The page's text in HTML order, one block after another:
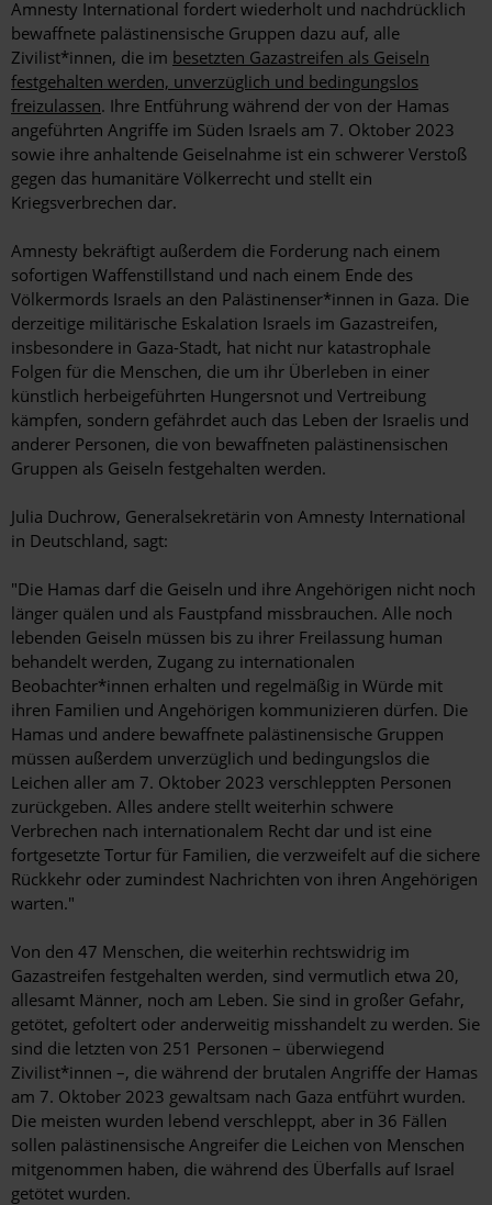
Amnesty International fordert wiederholt und nachdrücklich
bewaffnete palästinensische Gruppen dazu auf, alle
Zivilist*innen, die im besetzten Gazastreifen als Geiseln
festgehalten werden, unverzüglich und bedingungslos
freizulassen. Ihre Entführung während der von der Hamas
angeführten Angriffe im Süden Israels am 7. Oktober 2023
sowie ihre anhaltende Geiselnahme ist ein schwerer Verstoß
gegen das humanitäre Völkerrecht und stellt ein
Kriegsverbrechen dar.
Amnesty bekräftigt außerdem die Forderung nach einem
sofortigen Waffenstillstand und nach einem Ende des
Völkermords Israels an den Palästinenser*innen in Gaza. Die
derzeitige militärische Eskalation Israels im Gazastreifen,
insbesondere in Gaza-Stadt, hat nicht nur katastrophale
Folgen für die Menschen, die um ihr Überleben in einer
künstlich herbeigeführten Hungersnot und Vertreibung
kämpfen, sondern gefährdet auch das Leben der Israelis und
anderer Personen, die von bewaffneten palästinensischen
Gruppen als Geiseln festgehalten werden.
Julia Duchrow, Generalsekretärin von Amnesty International
in Deutschland, sagt:
"Die Hamas darf die Geiseln und ihre Angehörigen nicht noch
länger quälen und als Faustpfand missbrauchen. Alle noch
lebenden Geiseln müssen bis zu ihrer Freilassung human
behandelt werden, Zugang zu internationalen
Beobachter*innen erhalten und regelmäßig in Würde mit
ihren Familien und Angehörigen kommunizieren dürfen. Die
Hamas und andere bewaffnete palästinensische Gruppen
müssen außerdem unverzüglich und bedingungslos die
Leichen aller am 7. Oktober 2023 verschleppten Personen
zurückgeben. Alles andere stellt weiterhin schwere
Verbrechen nach internationalem Recht dar und ist eine
fortgesetzte Tortur für Familien, die verzweifelt auf die sichere
Rückkehr oder zumindest Nachrichten von ihren Angehörigen
warten."
Von den 47 Menschen, die weiterhin rechtswidrig im
Gazastreifen festgehalten werden, sind vermutlich etwa 20,
allesamt Männer, noch am Leben. Sie sind in großer Gefahr,
getötet, gefoltert oder anderweitig misshandelt zu werden. Sie
sind die letzten von 251 Personen – überwiegend
Zivilist*innen –, die während der brutalen Angriffe der Hamas
am 7. Oktober 2023 gewaltsam nach Gaza entführt wurden.
Die meisten wurden lebend verschleppt, aber in 36 Fällen
sollen palästinensische Angreifer die Leichen von Menschen
mitgenommen haben, die während des Überfalls auf Israel
getötet wurden.